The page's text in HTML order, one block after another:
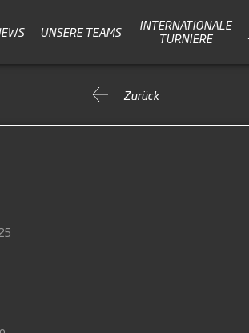
UNSERE TEAMS
INTERNATIONALE
TURNIERE
Zurück